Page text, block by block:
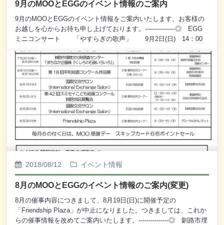
の世界 ＊見上げてごらん夜の星を ＊大空と大地の中
で ＊釧路湿原・永遠に生きる 他
9月のMOOとEGGのイベント情報のご案内
9月のMOOとEGGのイベント情報をご案内いたします。お客様の
お越しを心からお待ち申し上げております。---------------◎ EGG
ミニコンサート 「やすらぎの歌声」 9月2日(日) 14：00
興財団 企画：釧路市民吹奏楽団◎ 第14回「釧路港舟漕ぎ大
会」写真コンテスト作品展 9月6日(木)～9月21日(金) 10：
00～19：00 2階 観光交流コーナー (観覧無料) 主催：釧
路港舟漕ぎ大会実行委員会◎ MOOうまいもん市 【同時開
催】 本別町つしま商店 どん菓子の実演 9月8日(土)
15：00～21：00 MOO前 エプロン広場 特設会場 主催：
MOOウォーターフロント会◎ 姉妹都市交流物産展 川連漆器
販売会 9月7日(金)～9月9日(日) (7日) 17：00～19：
00 (8日) 10：00～20：00 (9日) 10：00～16：00 1
階 大型水槽前 特設会場 主催：秋田県湯沢市、釧路市◎
(日) 11：30～14：00 EGG特設会場 主催：釧路国際交流
月24日(月) 10：00～15：00 EGG特設会場 主催：釧路国
際交流の会◎ 海へ！シャチ&ザトウクジラの学校 in 釧路
2018 9月25日(火)～10月21日(日) 10：00～19：00 2
階 観光交流コーナー (観覧無料) 主催：Orca.org さかまた組
2018/08/12 イベント情報
8月のMOOとEGGのイベント情報のご案内(変更)
8月の催事内容につきまして、8月19日(日)に開催予定の
「Friendship Plaza」が中止になりました。つきましては、これか
らの催事情報を改めてご案内いたします。---------------◎ 釧路市埋